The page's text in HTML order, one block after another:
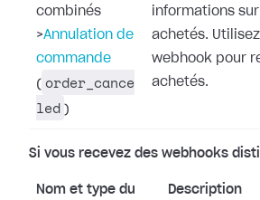
combinés
>Annulation de
commande
( order_cance
led )
informations
achetés.
webhook pour
achetés.
Si vous recevez des webhooks
Nom et type du
Description